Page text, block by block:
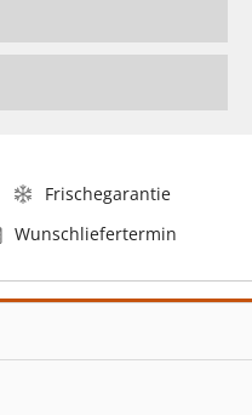
Frischegarantie
Wunschliefertermin